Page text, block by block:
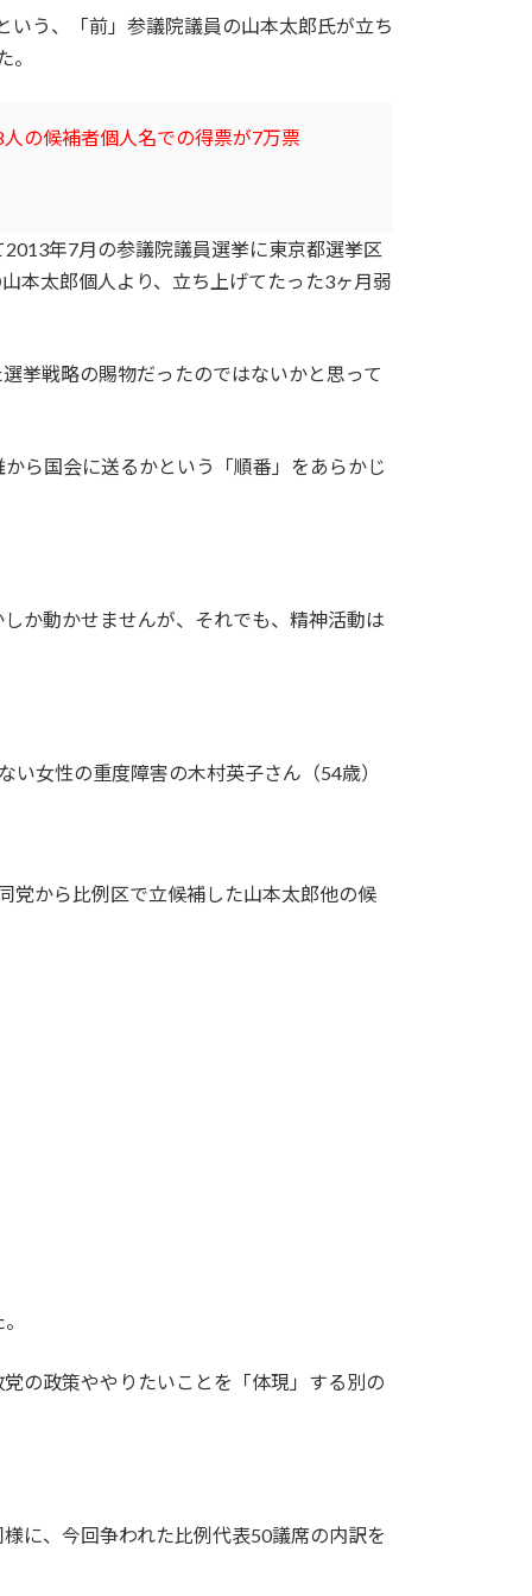
う、「前」参議院議員の山本太郎氏が立ち
人の候補者個人名での得票が7万票
年7月の参議院議員選挙に東京都選挙区
本太郎個人より、立ち上げてたった3ヶ月弱
挙戦略の賜物だったのではないかと思って
ら国会に送るかという「順番」をあらかじ
か動かせませんが、それでも、精神活動は
女性の重度障害の木村英子さん（54歳）
党から比例区で立候補した山本太郎他の候
の政策ややりたいことを「体現」する別の
に、今回争われた比例代表50議席の内訳を